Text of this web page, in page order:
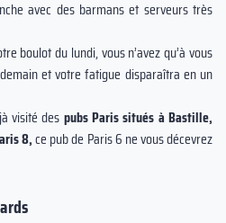
avec des barmans et serveurs très
boulot du lundi, vous n’avez qu’à vous
et votre fatigue disparaîtra en un
visité des pubs Paris situés à Bastille,
8,ce pub de Paris 6 ne vous décevrez